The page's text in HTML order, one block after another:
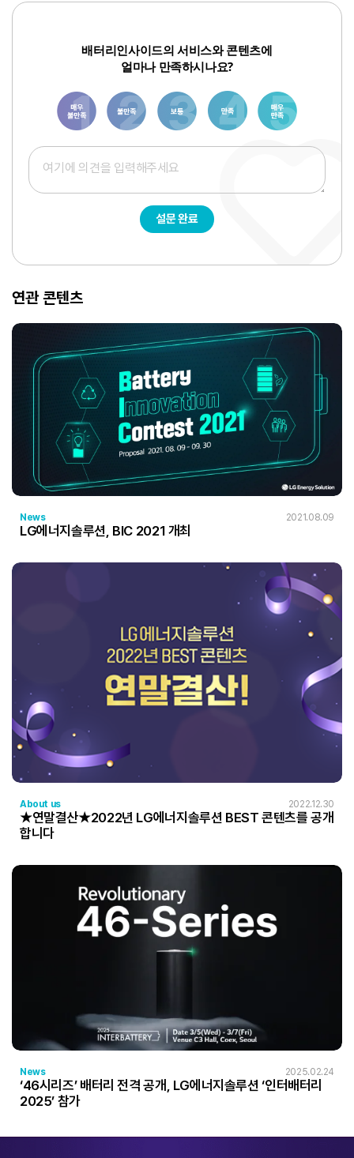
배터리인사이드의 서비스와 콘텐츠에
얼마나 만족하시나요?
1 3 6 8 10
설문 완료
연관 콘텐츠
News 2021.08.09
LG에너지솔루션, BIC 2021 개최
About us 2022.12.30
★연말결산★2022년 LG에너지솔루션 BEST 콘텐츠를 공개
합니다
News 2025.02.24
‘46시리즈’ 배터리 전격 공개, LG에너지솔루션 ‘인터배터리
2025’ 참가